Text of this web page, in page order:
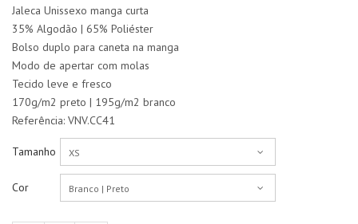
Jaleca Unissexo manga curta
35% Algodão | 65% Poliéster
Bolso duplo para caneta na manga
Modo de apertar com molas
Tecido leve e fresco
170g/m2 preto | 195g/m2 branco
Referência: VNV.CC41
Tamanho XS
Cor Branco | Preto